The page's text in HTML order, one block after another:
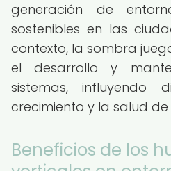
generación de
sostenibles en las
contexto, la sombra
el desarrollo y
sistemas, influyendo
crecimiento y la salud
Beneficios de los